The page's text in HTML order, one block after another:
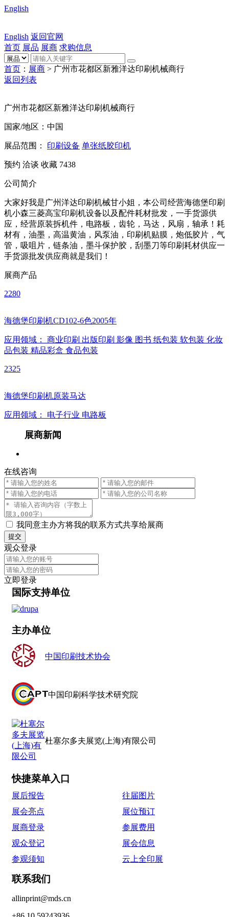
English
English 返回官网
首页 展品 展商 求购信息
首页 ： 展商 > 广州市花都区新雅洋达印刷机械商行
返回列表
广州市花都区新雅洋达印刷机械商行
国家/地区：中国
展品范围： 印刷设备 单张纸胶印机
预约 洽谈 收藏 7438
公司简介
大家好我是广州洋达印刷机械甘小姐，本公司经营海德堡印刷
机小森三菱高宝印刷机设备以及配件耗材批发，一手货源供
应，经营原装拆机件，电路板，齿轮，马达，风扇，轴承！耗
材有，油墨，高温黄油，风泵油，印刷机贴膜，炮低胶片，气
管，吸咀片，链条油，墨斗保护胶，刮墨刀等印刷耗材供应一
手货源批发供应商就是我们！
展商产品
2280
海德堡印刷机CD102-6色2005年
应用领域： 商业印刷 出版印刷 影像 图书 纸包装 软包装 化妆
品包装 精品彩盒 食品包装
2325
海德堡印刷机原装马达
应用领域： 电子行业 电路板
展商新闻
在线咨询
我同意主办方将我的联系方式共享给展商
提交
观众登录
立即登录
国际支持单位
主办单位
中国印刷技术协会
中国印刷科学技术研究院
杜塞尔多夫展览(上海)有限公司
快捷菜单入口
展后报告
往届图片
展会亮点
展位预订
展商登录
参展费用
观众登记
展会信息
参观须知
云上全印展
联系我们
allinprint@mds.cn